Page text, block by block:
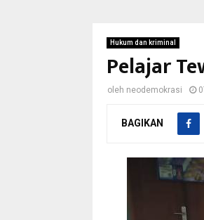
Hukum dan kriminal
Pelajar
oleh neodemokrasi
BAGIKAN